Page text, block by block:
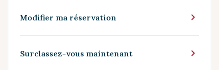
Modifier ma réservation
Surclassez-vous maintenant